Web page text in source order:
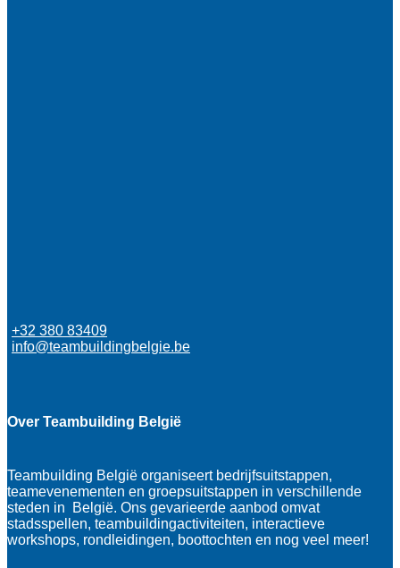
+32 380 83409
info@teambuildingbelgie.be
Over Teambuilding België
Teambuilding België organiseert bedrijfsuitstappen,
teamevenementen en groepsuitstappen in verschillende
steden in België. Ons gevarieerde aanbod omvat
stadsspellen, teambuildingactiviteiten, interactieve
workshops, rondleidingen, boottochten en nog veel meer!